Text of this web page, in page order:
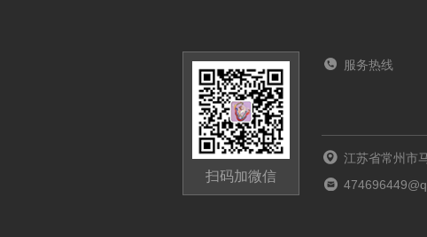
扫码加微信
服务热线
江苏省常州市